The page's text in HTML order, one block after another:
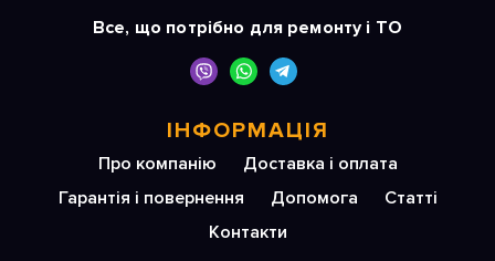
Все, що потрібно для ремонту і ТО
ІНФОРМАЦІЯ
Про компанію
Доставка і оплата
Гарантія і повернення
Допомога
Статті
Контакти